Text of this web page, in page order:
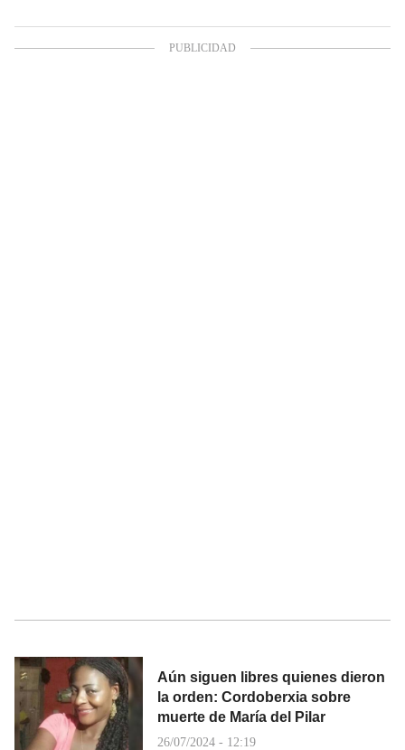
Aún siguen libres quienes dieron
la orden: Cordoberxia sobre
muerte de María del Pilar
26/07/2024 - 12:19